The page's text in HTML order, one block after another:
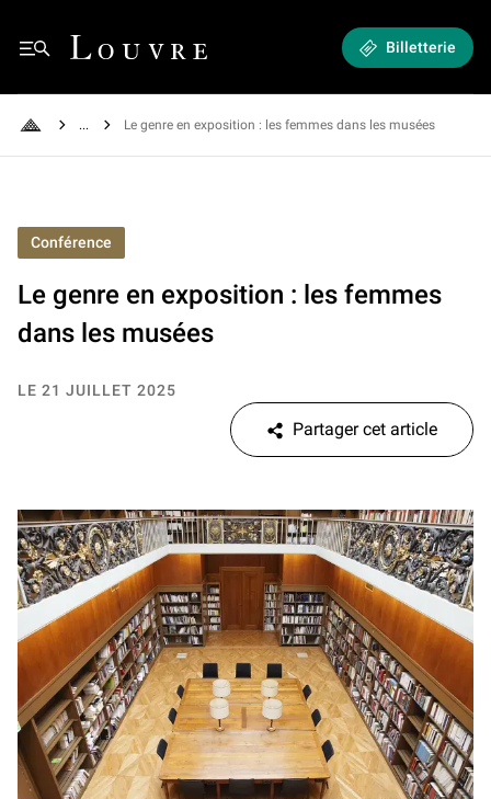
Louvre - Retour à l'accueil
Billetterie
Retour à l'accueil
See all breadcrumbs
Le genre en exposition : les femmes dans les musées
Le genre en exposition : les femmes
dans les musées
Conférence
LE 21 JUILLET 2025
Partager cet article